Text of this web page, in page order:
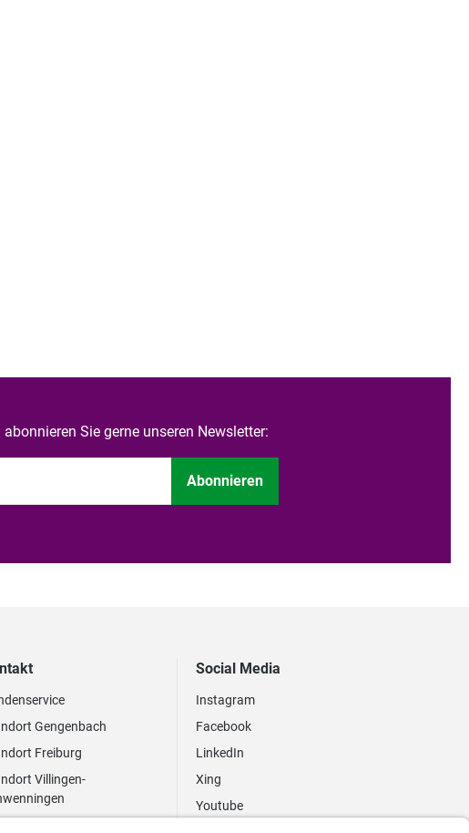
Sie gerne unseren Newsletter:
Abonnieren
Gengenbach
Freiburg
Villingen-
Social Media
Instagram
Facebook
LinkedIn
Xing
Youtube